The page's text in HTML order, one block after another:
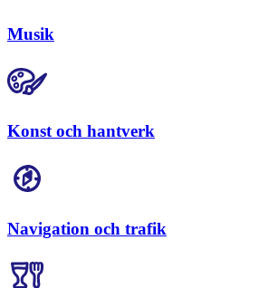
Musik
Konst och hantverk
Navigation och trafik